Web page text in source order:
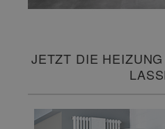
JETZT DIE